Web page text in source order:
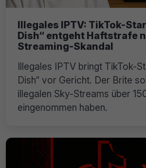
Illegales IPTV: TikTok-
Dish“ entgeht Haftstrafe
Streaming-Skandal
Illegales IPTV bringt TikTok-
Dish“ vor Gericht. Der Brite
illegalen Sky-Streams über
eingenommen haben.